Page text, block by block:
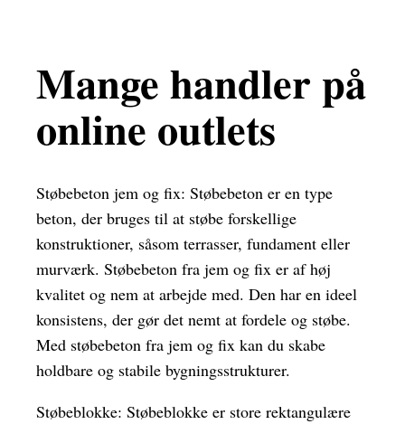
Mange handler på
online outlets
Støbebeton jem og fix: Støbebeton er en type
beton, der bruges til at støbe forskellige
konstruktioner, såsom terrasser, fundament eller
murværk. Støbebeton fra jem og fix er af høj
kvalitet og nem at arbejde med. Den har en ideel
konsistens, der gør det nemt at fordele og støbe.
Med støbebeton fra jem og fix kan du skabe
holdbare og stabile bygningsstrukturer.
Støbeblokke: Støbeblokke er store rektangulære